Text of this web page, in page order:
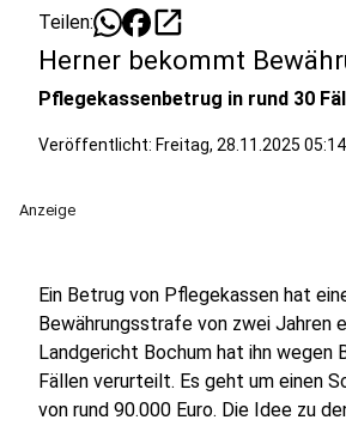
Teilen: open_in_new
Herner bekommt
Pflegekassenbetrug in rund 30
Veröffentlicht: Freitag, 28.11.2025 05:14
Anzeige
Ein Betrug von Pflegekassen hat
Bewährungsstrafe von zwei Jahren
Landgericht Bochum hat ihn wegen
Fällen verurteilt. Es geht um einen
von rund 90.000 Euro. Die Idee zu